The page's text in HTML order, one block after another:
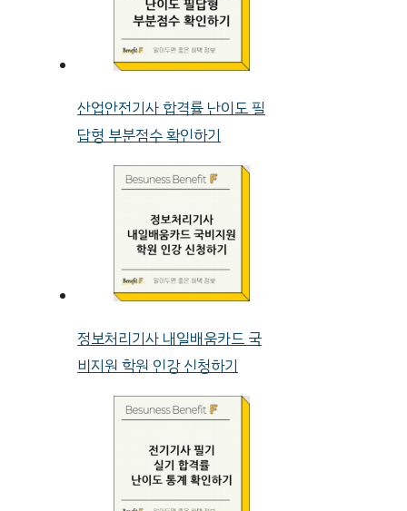
산업안전기사 합격률 난이도 필
답형 부분점수 확인하기
정보처리기사 내일배움카드 국
비지원 학원 인강 신청하기